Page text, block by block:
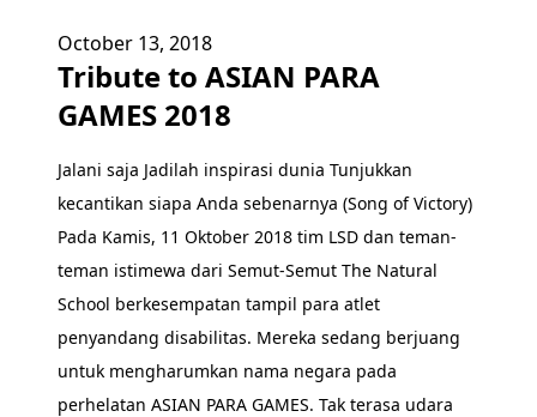
October 13, 2018
Tribute to ASIAN PARA
GAMES 2018
Jalani saja Jadilah inspirasi dunia Tunjukkan
kecantikan siapa Anda sebenarnya (Song of Victory)
Pada Kamis, 11 Oktober 2018 tim LSD dan teman-
teman istimewa dari Semut-Semut The Natural
School berkesempatan tampil para atlet
penyandang disabilitas. Mereka sedang berjuang
untuk mengharumkan nama negara pada
perhelatan ASIAN PARA GAMES. Tak terasa udara